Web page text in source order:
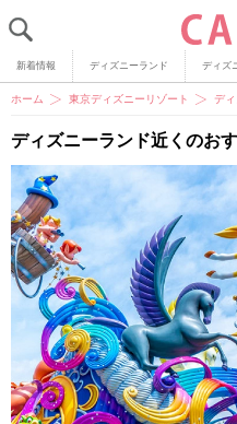
新着情報 ディズニーランド ディズ
ホーム 東京ディズニーリゾート デ
ディズニーランド近くのお